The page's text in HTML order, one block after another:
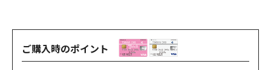
ご購入時のポイント